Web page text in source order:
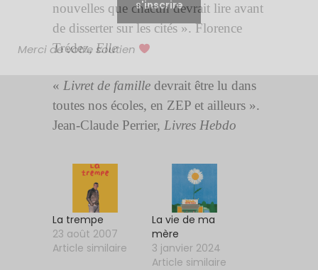
nouvelles que chacun devrait lire avant
de disserter sur les cités ». Florence
Trédez, Elle
« Livret de famille devrait être lu dans
toutes nos écoles, en ZEP et ailleurs ».
Jean-Claude Perrier, Livres Hebdo
La trempe
23 août 2007
Article similaire
La vie de ma
mère
3 janvier 2024
Article similaire
Merci de votre soutien